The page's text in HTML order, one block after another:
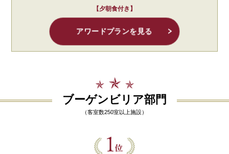
【夕朝食付き】
アワードプランを見る
ブーゲンビリア部門
（客室数250室以上施設）